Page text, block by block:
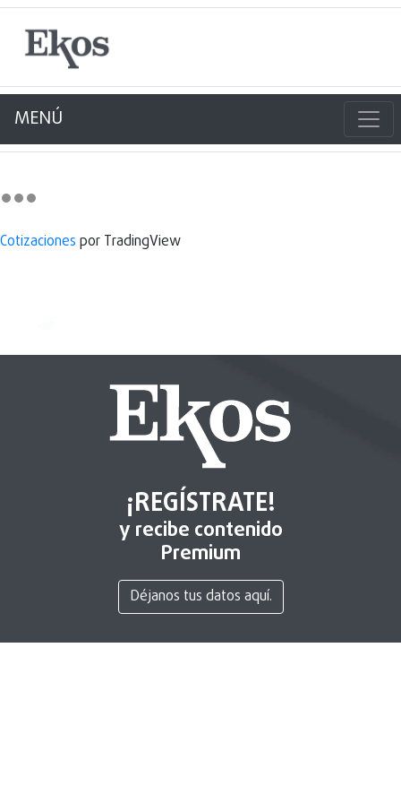
MENÚ
Cotizaciones por TradingView
¡REGÍSTRATE!
y recibe contenido
Premium
Déjanos tus datos aquí.